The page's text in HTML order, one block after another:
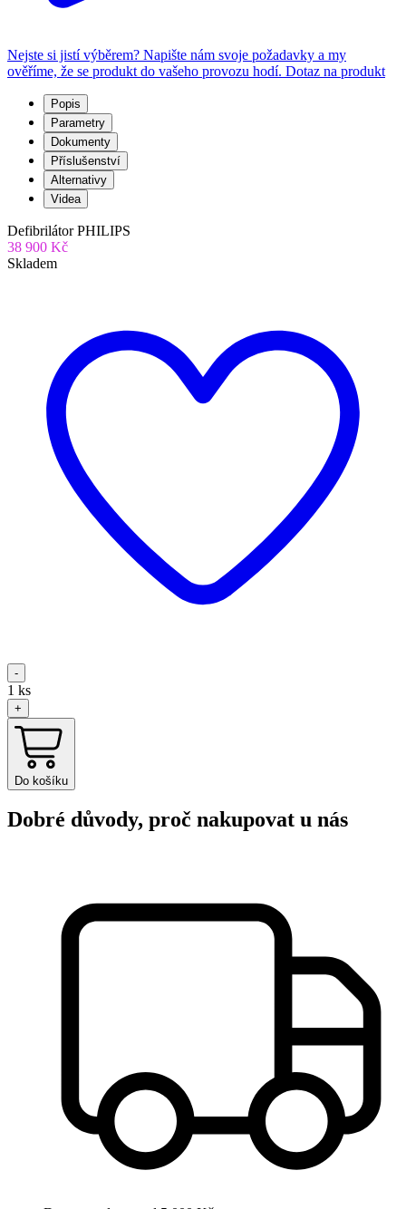
Nejste si jistí výběrem? Napište nám svoje požadavky a my
ověříme, že se produkt do vašeho provozu hodí. Dotaz na produkt
Popis
Parametry
Dokumenty
Příslušenství
Alternativy
Videa
Defibrilátor PHILIPS
38 900 Kč
Skladem
-
1 ks
+
Do košíku
Dobré důvody, proč nakupovat u nás